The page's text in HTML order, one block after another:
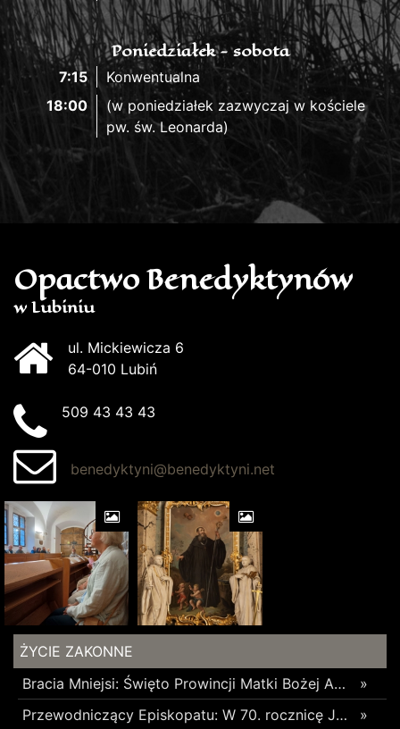
Poniedziałek - sobota
7:15
Konwentualna
18:00
(w poniedziałek zazwyczaj w kościele
pw. św. Leonarda)
Opactwo Benedyktynów
w Lubiniu
ul. Mickiewicza 6
64-010 Lubiń
509 43 43 43
benedyktyni@benedyktyni.net
ŻYCIE ZAKONNE
»
Bracia Mniejsi: Święto Prowincji Matki Bożej Anielskiej w Wieliczce
»
Przewodniczący Episkopatu: W 70. rocznicę Jasnogórskich Ślubów Narodu skierujmy nasze serce ku Maryi